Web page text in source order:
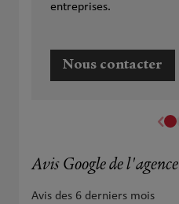
entreprises.
Nous contacter
Avis Google de l'agence
Avis des 6 derniers mois